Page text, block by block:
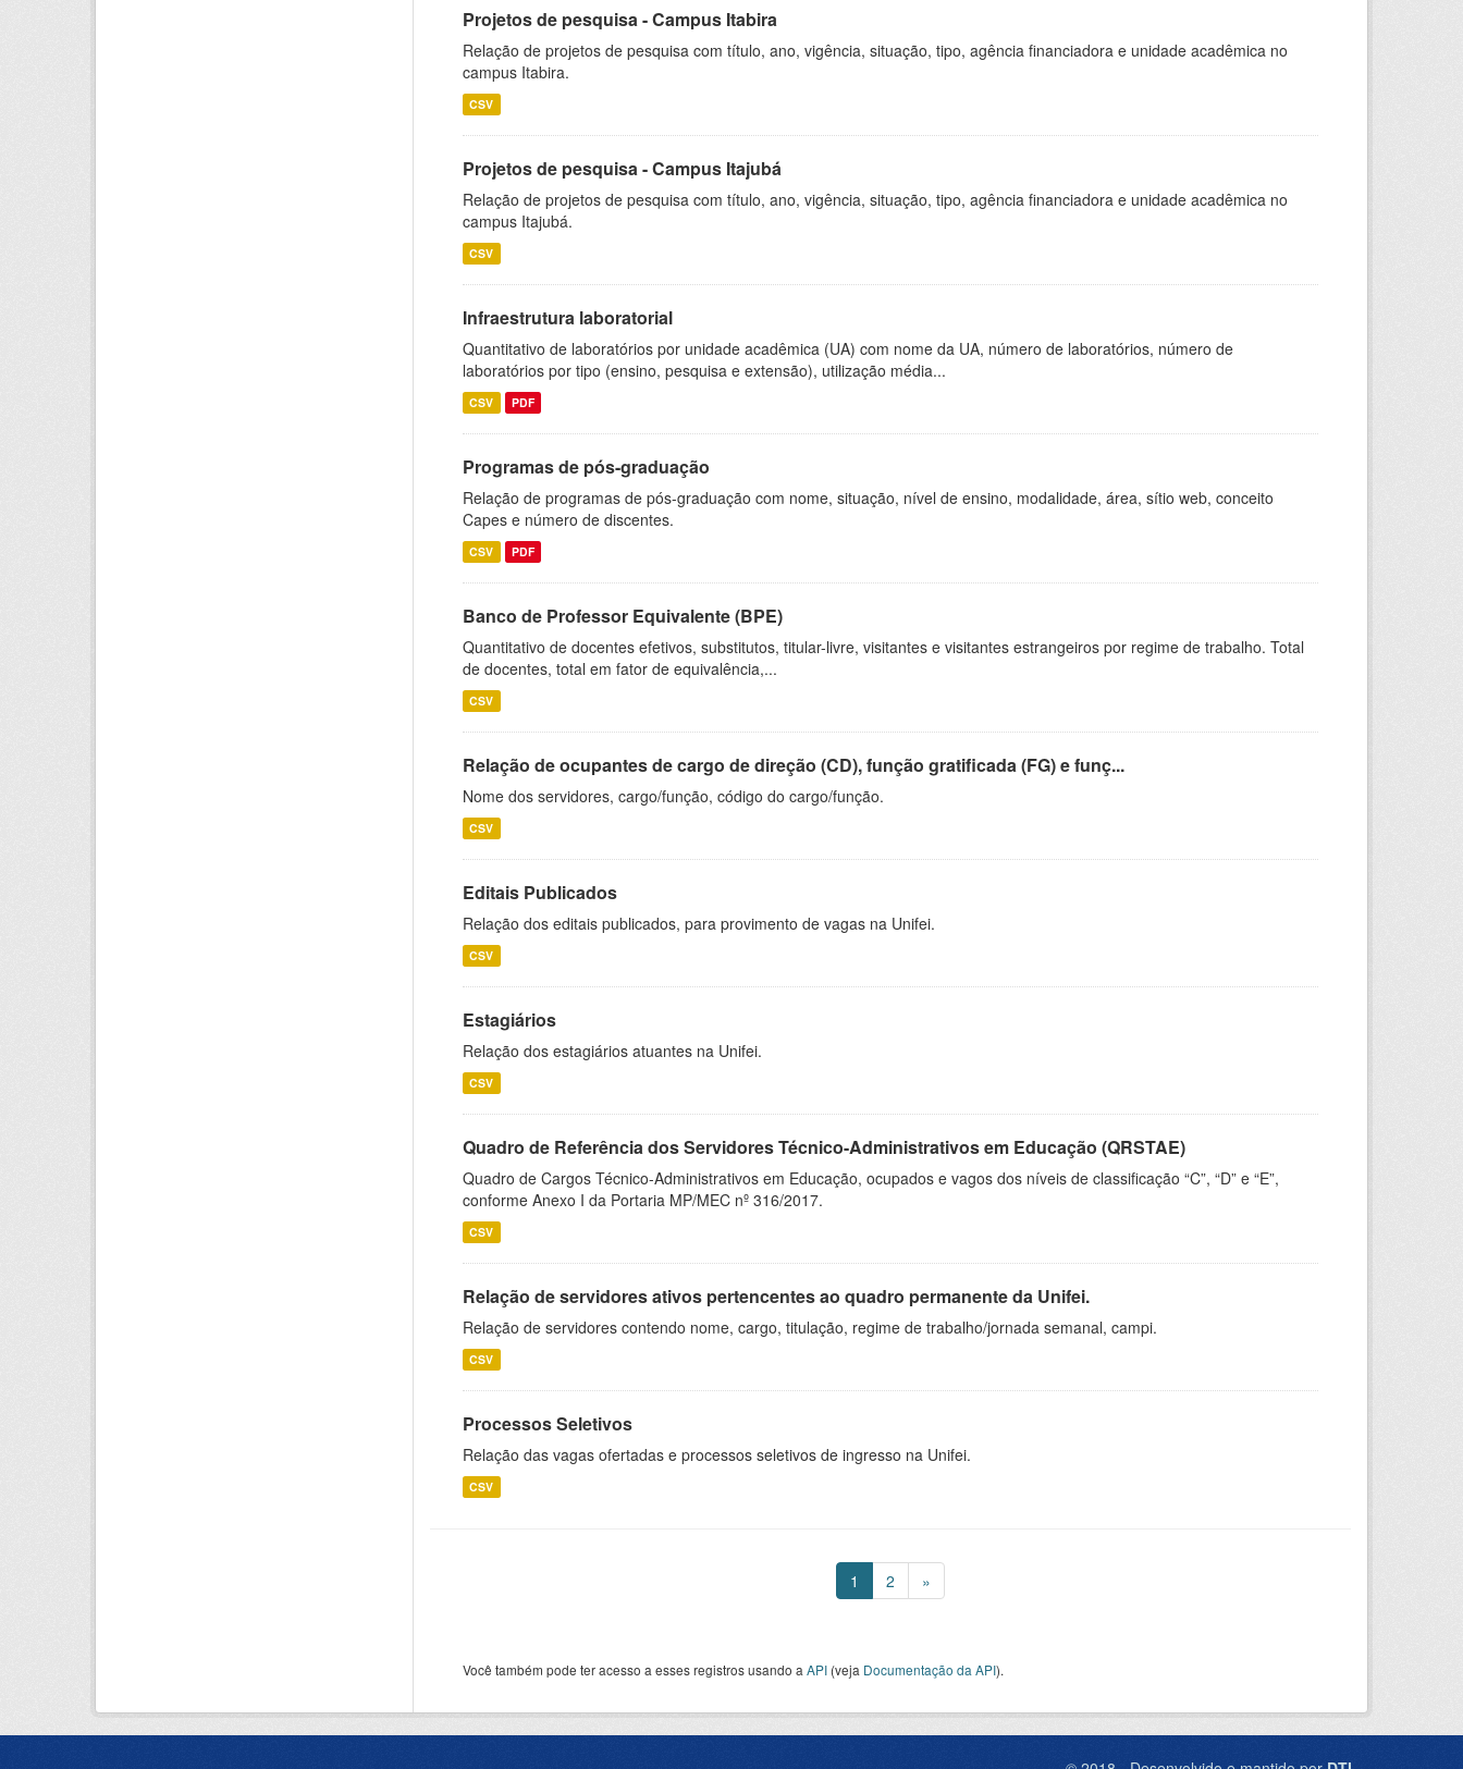
Projetos de pesquisa - Campus Itabira
Relação de projetos de pesquisa com título, ano, vigência, situação, tipo, agência financiadora e unidade acadêmica no
campus Itabira.
CSV
Projetos de pesquisa - Campus Itajubá
Relação de projetos de pesquisa com título, ano, vigência, situação, tipo, agência financiadora e unidade acadêmica no
campus Itajubá.
CSV
Infraestrutura laboratorial
Quantitativo de laboratórios por unidade acadêmica (UA) com nome da UA, número de laboratórios, número de
laboratórios por tipo (ensino, pesquisa e extensão), utilização média...
CSV PDF
Programas de pós-graduação
Relação de programas de pós-graduação com nome, situação, nível de ensino, modalidade, área, sítio web, conceito
Capes e número de discentes.
CSV PDF
Banco de Professor Equivalente (BPE)
Quantitativo de docentes efetivos, substitutos, titular-livre, visitantes e visitantes estrangeiros por regime de trabalho. Total
de docentes, total em fator de equivalência,...
CSV
Relação de ocupantes de cargo de direção (CD), função gratificada (FG) e funç...
Nome dos servidores, cargo/função, código do cargo/função.
CSV
Editais Publicados
Relação dos editais publicados, para provimento de vagas na Unifei.
CSV
Estagiários
Relação dos estagiários atuantes na Unifei.
CSV
Quadro de Referência dos Servidores Técnico-Administrativos em Educação (QRSTAE)
Quadro de Cargos Técnico-Administrativos em Educação, ocupados e vagos dos níveis de classificação “C”, “D” e “E”,
conforme Anexo I da Portaria MP/MEC nº 316/2017.
CSV
Relação de servidores ativos pertencentes ao quadro permanente da Unifei.
Relação de servidores contendo nome, cargo, titulação, regime de trabalho/jornada semanal, campi.
CSV
Processos Seletivos
Relação das vagas ofertadas e processos seletivos de ingresso na Unifei.
CSV
1 2 »
Você também pode ter acesso a esses registros usando a API (veja Documentação da API).